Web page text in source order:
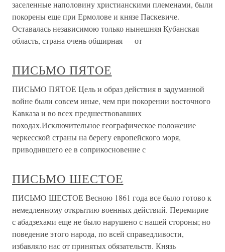
заселенные наполовину христианскими племенами, были
покорены еще при Ермолове и князе Паскевиче.
Оставалась независимою только нынешняя Кубанская
область, страна очень обширная — от
ПИСЬМО ПЯТОЕ
ПИСЬМО ПЯТОЕ Цель и образ действия в задуманной
войне были совсем иные, чем при покорении восточного
Кавказа и во всех предшествовавших
походах.Исключительное географическое положение
черкесской страны на берегу европейского моря,
приводившего ее в соприкосновение с
ПИСЬМО ШЕСТОЕ
ПИСЬМО ШЕСТОЕ Весною 1861 года все было готово к
немедленному открытию военных действий. Перемирие
с абадзехами еще не было нарушено с нашей стороны; но
поведение этого народа, по всей справедливости,
избавляло нас от принятых обязательств. Князь